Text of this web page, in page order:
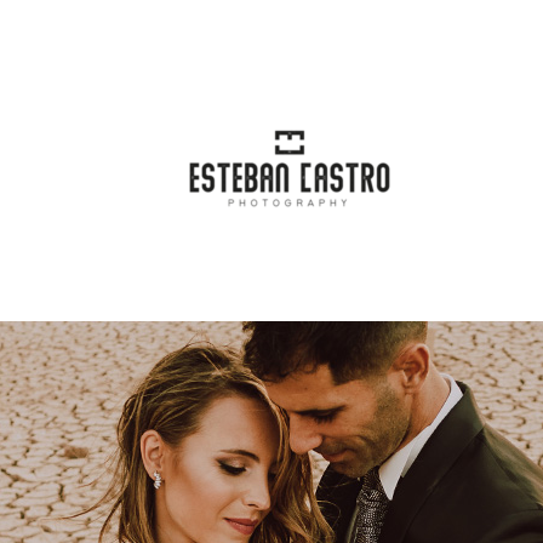
Blog Categorías